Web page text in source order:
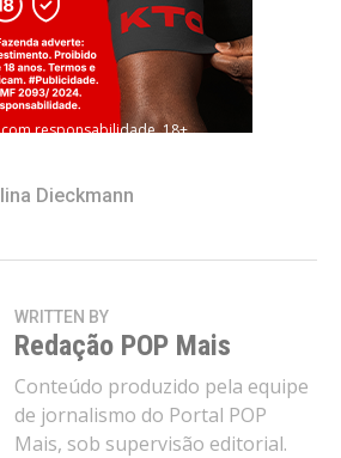
com responsabilidade. 18+
Dieckmann
WRITTEN BY
Redação POP Mais
Conteúdo produzido pela equipe
de jornalismo do Portal POP
Mais, sob supervisão editorial.